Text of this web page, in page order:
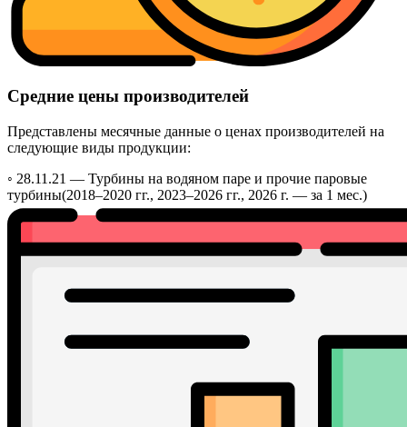
Средние цены производителей
Представлены месячные данные о ценах производителей на
следующие виды продукции:
◦ 28.11.21 — Турбины на водяном паре и прочие паровые
турбины(2018–2020 гг., 2023–2026 гг., 2026 г. — за 1 мес.)